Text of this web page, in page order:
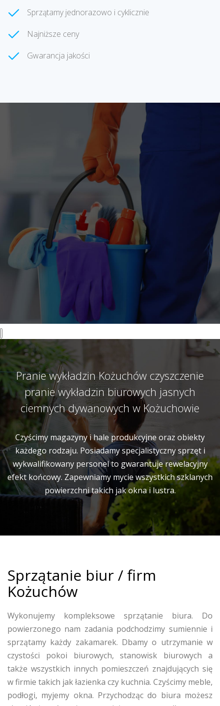
Sprzątamy jednorazowo i cyklicznie
Najniższe ceny
Gwarancja jakości
Pranie wykładzin Kożuchów czyszczenie
pranie wykładzin biurowych jasnych
ciemnych dywanowych w Kożuchowie
Czyścimy magazyny i hale produkcyjne oraz obiekty
każdego rodzaju. Posiadamy specjalistyczny sprzęt i
wykwalifikowany personel to gwarantuje rewelacyjny
efekt końcowy. Zapewniamy mycie wszystkich szklanych
powierzchni takich jak okna i lustra.
Sprzątanie biur / firm
Kożuchów
Wykonujemy kompleksowe sprzątanie biura. Do
powierzonego nam zadania podchodzimy sumiennie i
sprzątamy każdy zakamarek. Dbamy o utrzymanie w
czystości pokoi biurowych, stanowisk biurowych a
także wszystkich innych pomieszczeń znajdujących się
w firmie takich jak łazienka czy kuchnia. Czyścimy meble,
podłogi, myjemy okna. Przychodząc do biura możesz